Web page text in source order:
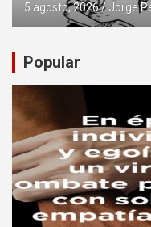
5 agosto, 2026 Jorge
Popular